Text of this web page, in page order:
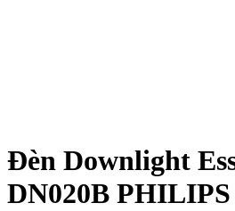
Đèn Downlight
DN020B PHILIPS